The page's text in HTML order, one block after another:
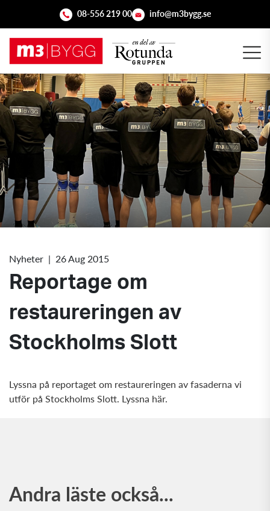
08-556 219 00 info@m3bygg.se
Nyheter | 26 Aug 2015
Reportage om
restaureringen av
Stockholms Slott
Lyssna på reportaget om restaureringen av fasaderna vi
utför på Stockholms Slott. Lyssna här.
Andra läste också...